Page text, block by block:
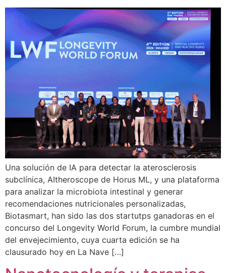
Una solución de IA para detectar la aterosclerosis
subclínica, AItheroscope de Horus ML, y una plataforma
para analizar la microbiota intestinal y generar
recomendaciones nutricionales personalizadas,
Biotasmart, han sido las dos startutps ganadoras en el
concurso del Longevity World Forum, la cumbre mundial
del envejecimiento, cuya cuarta edición se ha
clausurado hoy en La Nave […]